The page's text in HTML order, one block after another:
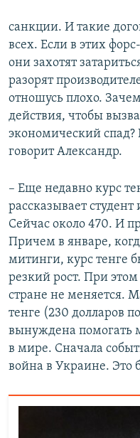
санкции. И такие
всех. Если в этих
они захотят
разорят
отношусь плохо.
действия, чтобы
экономический спад?
говорит Александр.
– Еще недавно курс
рассказывает студент
Сейчас около 470. И
Причем в январе,
митинги, курс тенге
резкий рост. При
стране не меняется.
тенге (230 долларов
вынуждена помогать
в мире. Сначала
война в Украине. Это